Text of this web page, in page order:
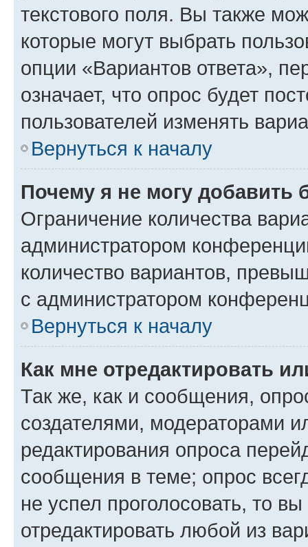
текстового поля. Вы также
которые могут выбрать
опции «Вариантов ответа»,
означает, что опрос будет
пользователей изменять
Вернуться к началу
Почему я не могу добавить
Ограничение количества
администратором
количество вариантов,
с администратором
Вернуться к началу
Как мне отредактировать
Так же, как и сообщения,
создателями, модераторами
редактирования опроса
сообщения в теме; опрос
не успел проголосовать, то
отредактировать любой из